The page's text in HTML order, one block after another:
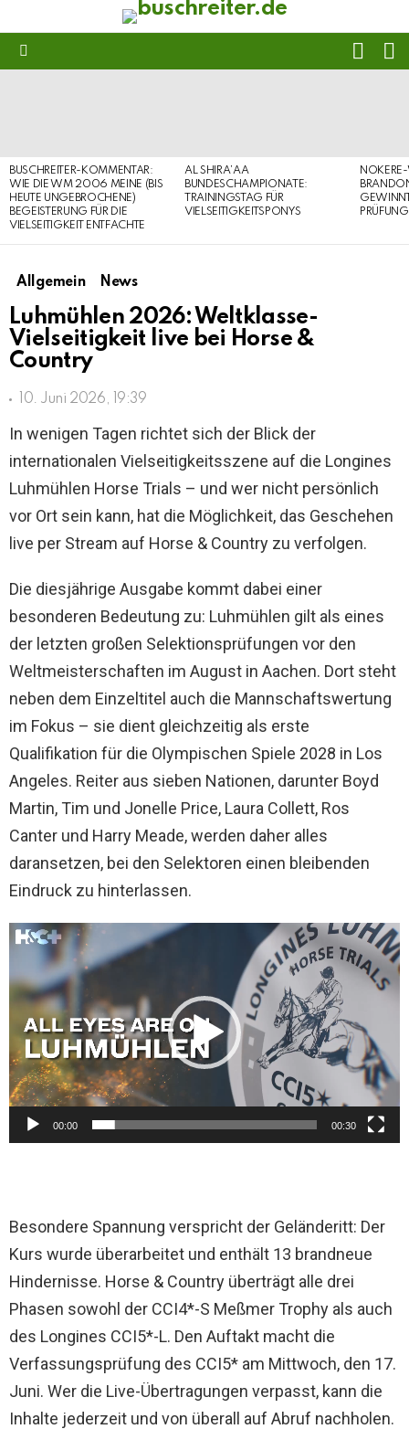
BUSCHREITER-KOMMENTAR:
WIE DIE WM 2006 MEINE (BIS
HEUTE UNGEBROCHENE)
BEGEISTERUNG FÜR DIE
VIELSEITIGKEIT ENTFACHTE
AL SHIRA’AA
BUNDESCHAMPIONATE:
TRAININGSTAG FÜR
VIELSEITIGKEITSPONYS
PRÜFUNG
Allgemein News
Luhmühlen 2026: Weltklasse-
Vielseitigkeit live bei Horse &
Country
10. Juni 2026, 19:39
In wenigen Tagen richtet sich der Blick der
internationalen Vielseitigkeitsszene auf die Longines
Luhmühlen Horse Trials – und wer nicht persönlich
vor Ort sein kann, hat die Möglichkeit, das Geschehen
live per Stream auf Horse & Country zu verfolgen.
Die diesjährige Ausgabe kommt dabei einer
besonderen Bedeutung zu: Luhmühlen gilt als eines
der letzten großen Selektionsprüfungen vor den
Weltmeisterschaften im August in Aachen. Dort steht
neben dem Einzeltitel auch die Mannschaftswertung
im Fokus – sie dient gleichzeitig als erste
Qualifikation für die Olympischen Spiele 2028 in Los
Angeles. Reiter aus sieben Nationen, darunter Boyd
Martin, Tim und Jonelle Price, Laura Collett, Ros
Canter und Harry Meade, werden daher alles
daransetzen, bei den Selektoren einen bleibenden
Eindruck zu hinterlassen.
V
d
-
P
r
00:00 00:30
Besondere Spannung verspricht der Geländeritt: Der
Kurs wurde überarbeitet und enthält 13 brandneue
Hindernisse. Horse & Country überträgt alle drei
Phasen sowohl der CCI4*-S Meßmer Trophy als auch
des Longines CCI5*-L. Den Auftakt macht die
Verfassungsprüfung des CCI5* am Mittwoch, den 17.
Juni. Wer die Live-Übertragungen verpasst, kann die
Inhalte jederzeit und von überall auf Abruf nachholen.